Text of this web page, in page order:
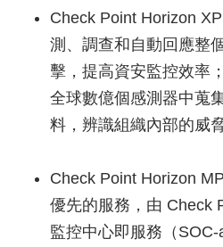
Check Point Horizon
測、調查和自動回應整
擊，提高資安監控效率
全球數億個感測器中蒐
料，辨識組織內部的威
Check Point Horizon
優先的服務，由 Check
監控中心即服務（